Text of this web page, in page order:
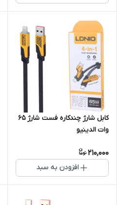
کابل شارژ چندکاره فست شارژ 65
وات الدینیو
210,000
افزودن به سبد